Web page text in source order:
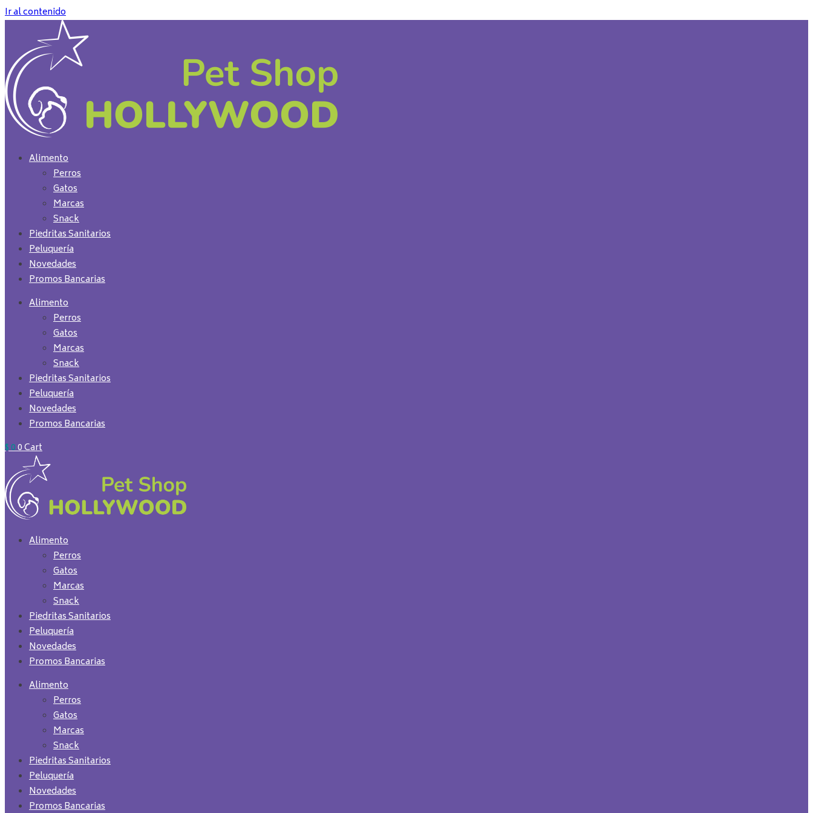
Ir al contenido
Alimento
Perros
Gatos
Marcas
Snack
Piedritas Sanitarios
Peluquería
Novedades
Promos Bancarias
Alimento
Perros
Gatos
Marcas
Snack
Piedritas Sanitarios
Peluquería
Novedades
Promos Bancarias
$00Cart
Alimento
Perros
Gatos
Marcas
Snack
Piedritas Sanitarios
Peluquería
Novedades
Promos Bancarias
Alimento
Perros
Gatos
Marcas
Snack
Piedritas Sanitarios
Peluquería
Novedades
Promos Bancarias